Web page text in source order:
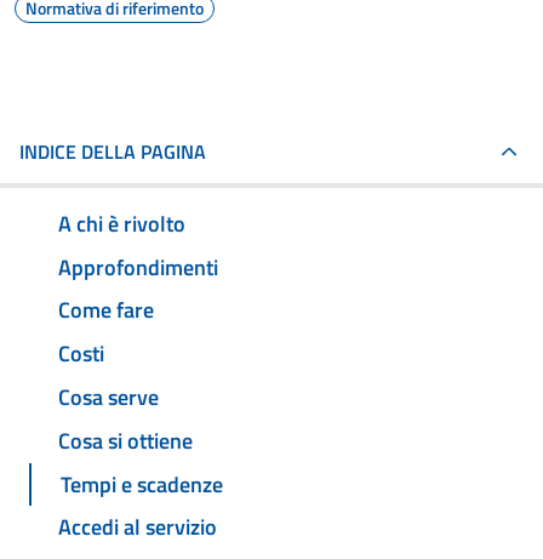
Normativa di riferimento
INDICE DELLA PAGINA
A chi è rivolto
Approfondimenti
Come fare
Costi
Cosa serve
Cosa si ottiene
Tempi e scadenze
Accedi al servizio